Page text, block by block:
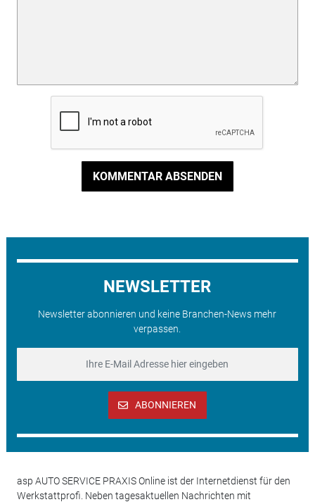
KOMMENTAR ABSENDEN
NEWSLETTER
Newsletter abonnieren und keine Branchen-News mehr
verpassen.
ABONNIEREN
asp AUTO SERVICE PRAXIS Online ist der Internetdienst für den
Werkstattprofi. Neben tagesaktuellen Nachrichten mit